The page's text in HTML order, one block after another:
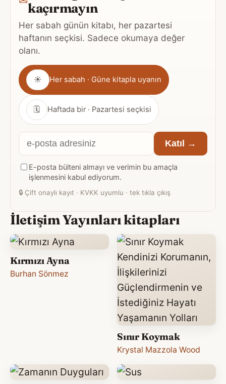
kaçırmayın
Her sabah günün kitabı, her pazartesi
haftanın seçkisi. Sadece okumaya değer
olanı.
Gönderim
sıklığı
☀ Her sabah · Güne kitapla uyanın
🗓 Haftada bir · Pazartesi seçkisi
E-
posta
adresiniz
Katıl →
E-posta bülteni almayı ve verimin bu amaçla
işlenmesini kabul ediyorum.
🔒 Çift onaylı kayıt · KVKK uyumlu · tek tıkla çıkış
İletişim Yayınları kitapları
Kırmızı Ayna
Burhan Sönmez
Sınır Koymak
Krystal Mazzola Wood